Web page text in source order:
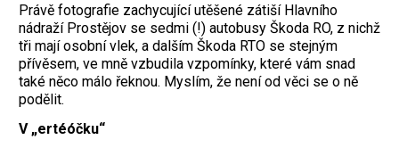
Právě fotografie zachycující utěšené zátiší Hlavního
nádraží Prostějov se sedmi (!) autobusy Škoda RO, z nichž
tři mají osobní vlek, a dalším Škoda RTO se stejným
přívěsem, ve mně vzbudila vzpomínky, které vám snad
také něco málo řeknou. Myslím, že není od věci se o ně
podělit.
V „ertéóčku“